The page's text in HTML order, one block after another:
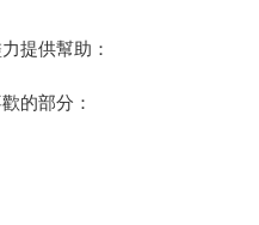
提供幫助：
的部分：